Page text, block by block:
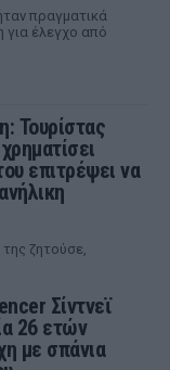
πραγματικά
για έλεγχο από
Τουρίστας
επιτρέψει να
ζητούσε,
Σίντνεϊ
26 ετών
με σπάνια